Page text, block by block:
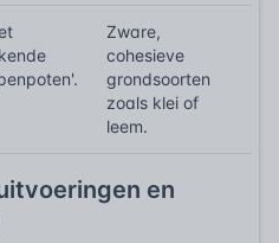
Zware,
cohesieve
grondsoorten
zoals klei of
leem.
en